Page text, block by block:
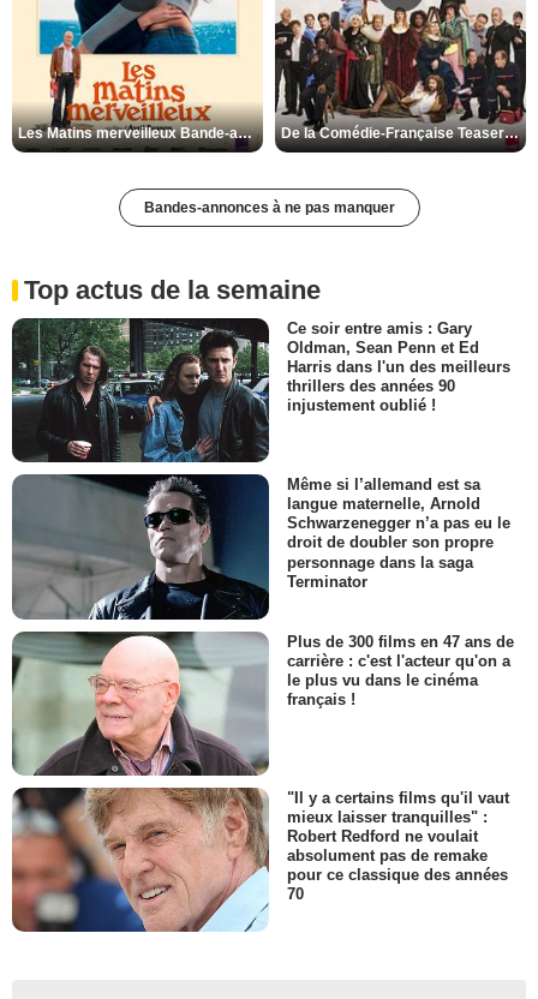
Les Matins merveilleux Bande-annonce VF De la Comédie-Française Teaser VF
Bandes-annonces à ne pas manquer
Top actus de la semaine
Ce soir entre amis : Gary
Oldman, Sean Penn et Ed
Harris dans l'un des meilleurs
thrillers des années 90
injustement oublié !
Même si l’allemand est sa
langue maternelle, Arnold
Schwarzenegger n’a pas eu le
droit de doubler son propre
personnage dans la saga
Terminator
Plus de 300 films en 47 ans de
carrière : c'est l'acteur qu'on a
le plus vu dans le cinéma
français !
"Il y a certains films qu'il vaut
mieux laisser tranquilles" :
Robert Redford ne voulait
absolument pas de remake
pour ce classique des années
70